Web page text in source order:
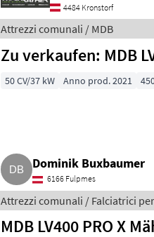
4484 Kronstorf
Attrezzi comunali / MDB
Zu verkaufen: MDB
50 CV/37 kW Anno prod. 2021
Dominik Buxbaumer
6166 Fulpmes
Attrezzi comunali / Falciatrici
MDB LV400 PRO X